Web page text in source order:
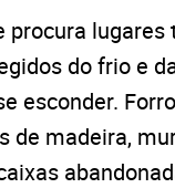
procura lugares
do frio e
esconder.
de madeira,